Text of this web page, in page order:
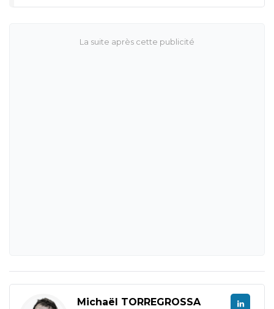
Michaël TORREGROSSA